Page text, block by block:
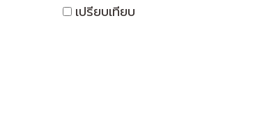
เปรียบเทียบ